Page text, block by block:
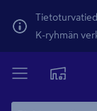
K-ryhmän